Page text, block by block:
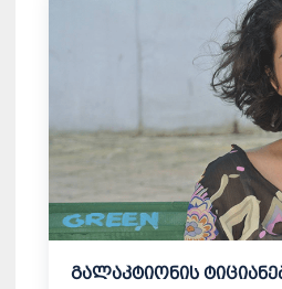
გალაკტიონის